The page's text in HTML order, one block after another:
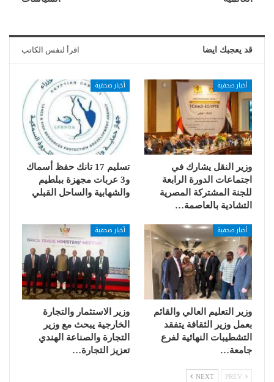
قد يعجبك ايضا اقرأ لنفس الكاتب
أخبار صحفية
وزير النقل يشارك في
اجتماعات الدورة الرابعة
للجنة المشتركة المصرية
التشادية بالعاصمة…
أخبار صحفية
تسليم 17 تانك حفظ أسماك
و3 عربات مجهزة ببلطيم
والشهابية والساحل القبلي
أخبار صحفية
وزير التعليم العالي والقائم
بعمل وزير الثقافة يتفقد
التشطيبات النهائية لفرع
جامعة…
أخبار صحفية
وزير الاستثمار والتجارة
الخارجية يبحث مع وزير
التجارة والصناعة الهندي
تعزيز التجارة…
NEXT